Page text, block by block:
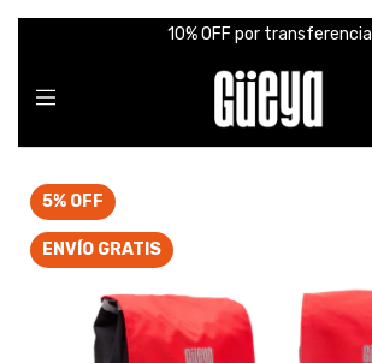
10% OFF por transferencia
5% OFF
ENVÍO GRATIS